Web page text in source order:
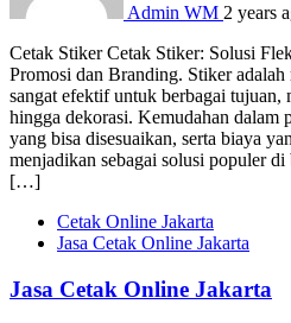
Admin WM 2 years
Cetak Stiker Cetak Stiker: Solusi
Promosi dan Branding. Stiker adalah
sangat efektif untuk berbagai
hingga dekorasi. Kemudahan dalam
yang bisa disesuaikan, serta biaya
menjadikan sebagai solusi populer
[…]
Cetak Online Jakarta
Jasa Cetak Online Jakarta
Jasa Cetak Online Jakarta